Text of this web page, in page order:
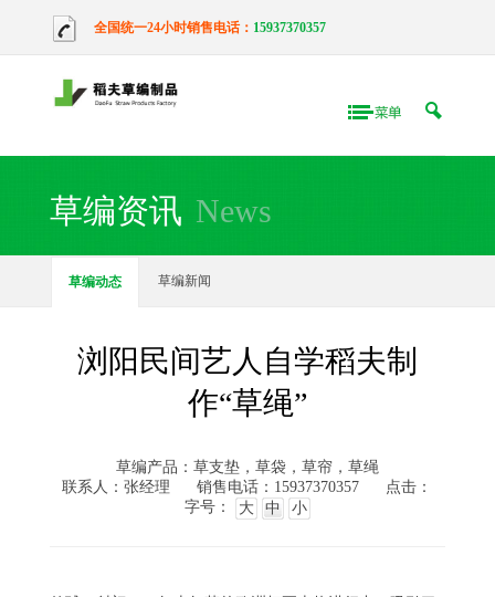
全国统一24小时销售电话： 15937370357
草编资讯 News
草编动态 草编新闻
浏阳民间艺人自学稻夫制
作“草绳”
草编产品：草支垫，草袋，草帘，草绳
联系人：张经理
销售电话：15937370357
点击：
字号：
大 中 小